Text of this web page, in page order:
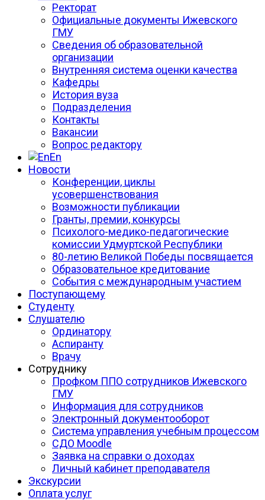
Ректорат
Официальные документы Ижевского
ГМУ
Сведения об образовательной
организации
Внутренняя система оценки качества
Кафедры
История вуза
Подразделения
Контакты
Вакансии
Вопрос редактору
En
Новости
Конференции, циклы
усовершенствования
Возможности публикации
Гранты, премии, конкурсы
Психолого-медико-педагогические
комиссии Удмуртской Республики
80-летию Великой Победы посвящается
Образовательное кредитование
События с международным участием
Поступающему
Студенту
Слушателю
Ординатору
Аспиранту
Врачу
Сотруднику
Профком ППО сотрудников Ижевского
ГМУ
Информация для сотрудников
Электронный документооборот
Система управления учебным процессом
СДО Moodle
Заявка на справки о доходах
Личный кабинет преподавателя
Экскурсии
Оплата услуг